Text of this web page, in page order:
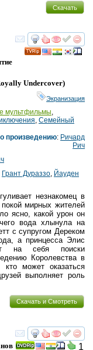
Скачать
смотреть
Undercover)
Экранизация
мультфильмы,
, Семейный
произведению: Ричард
Рич
Грант Дураззо, Йаyден
незнакомец в
мирных жителей
ясно, какой урон он
вода хлынула на
с супругом Дереком
а принцесса Элис
на себя поиски
Королевства в
может оказаться
выполняет роль
Скачать и Смотреть
смотреть
1